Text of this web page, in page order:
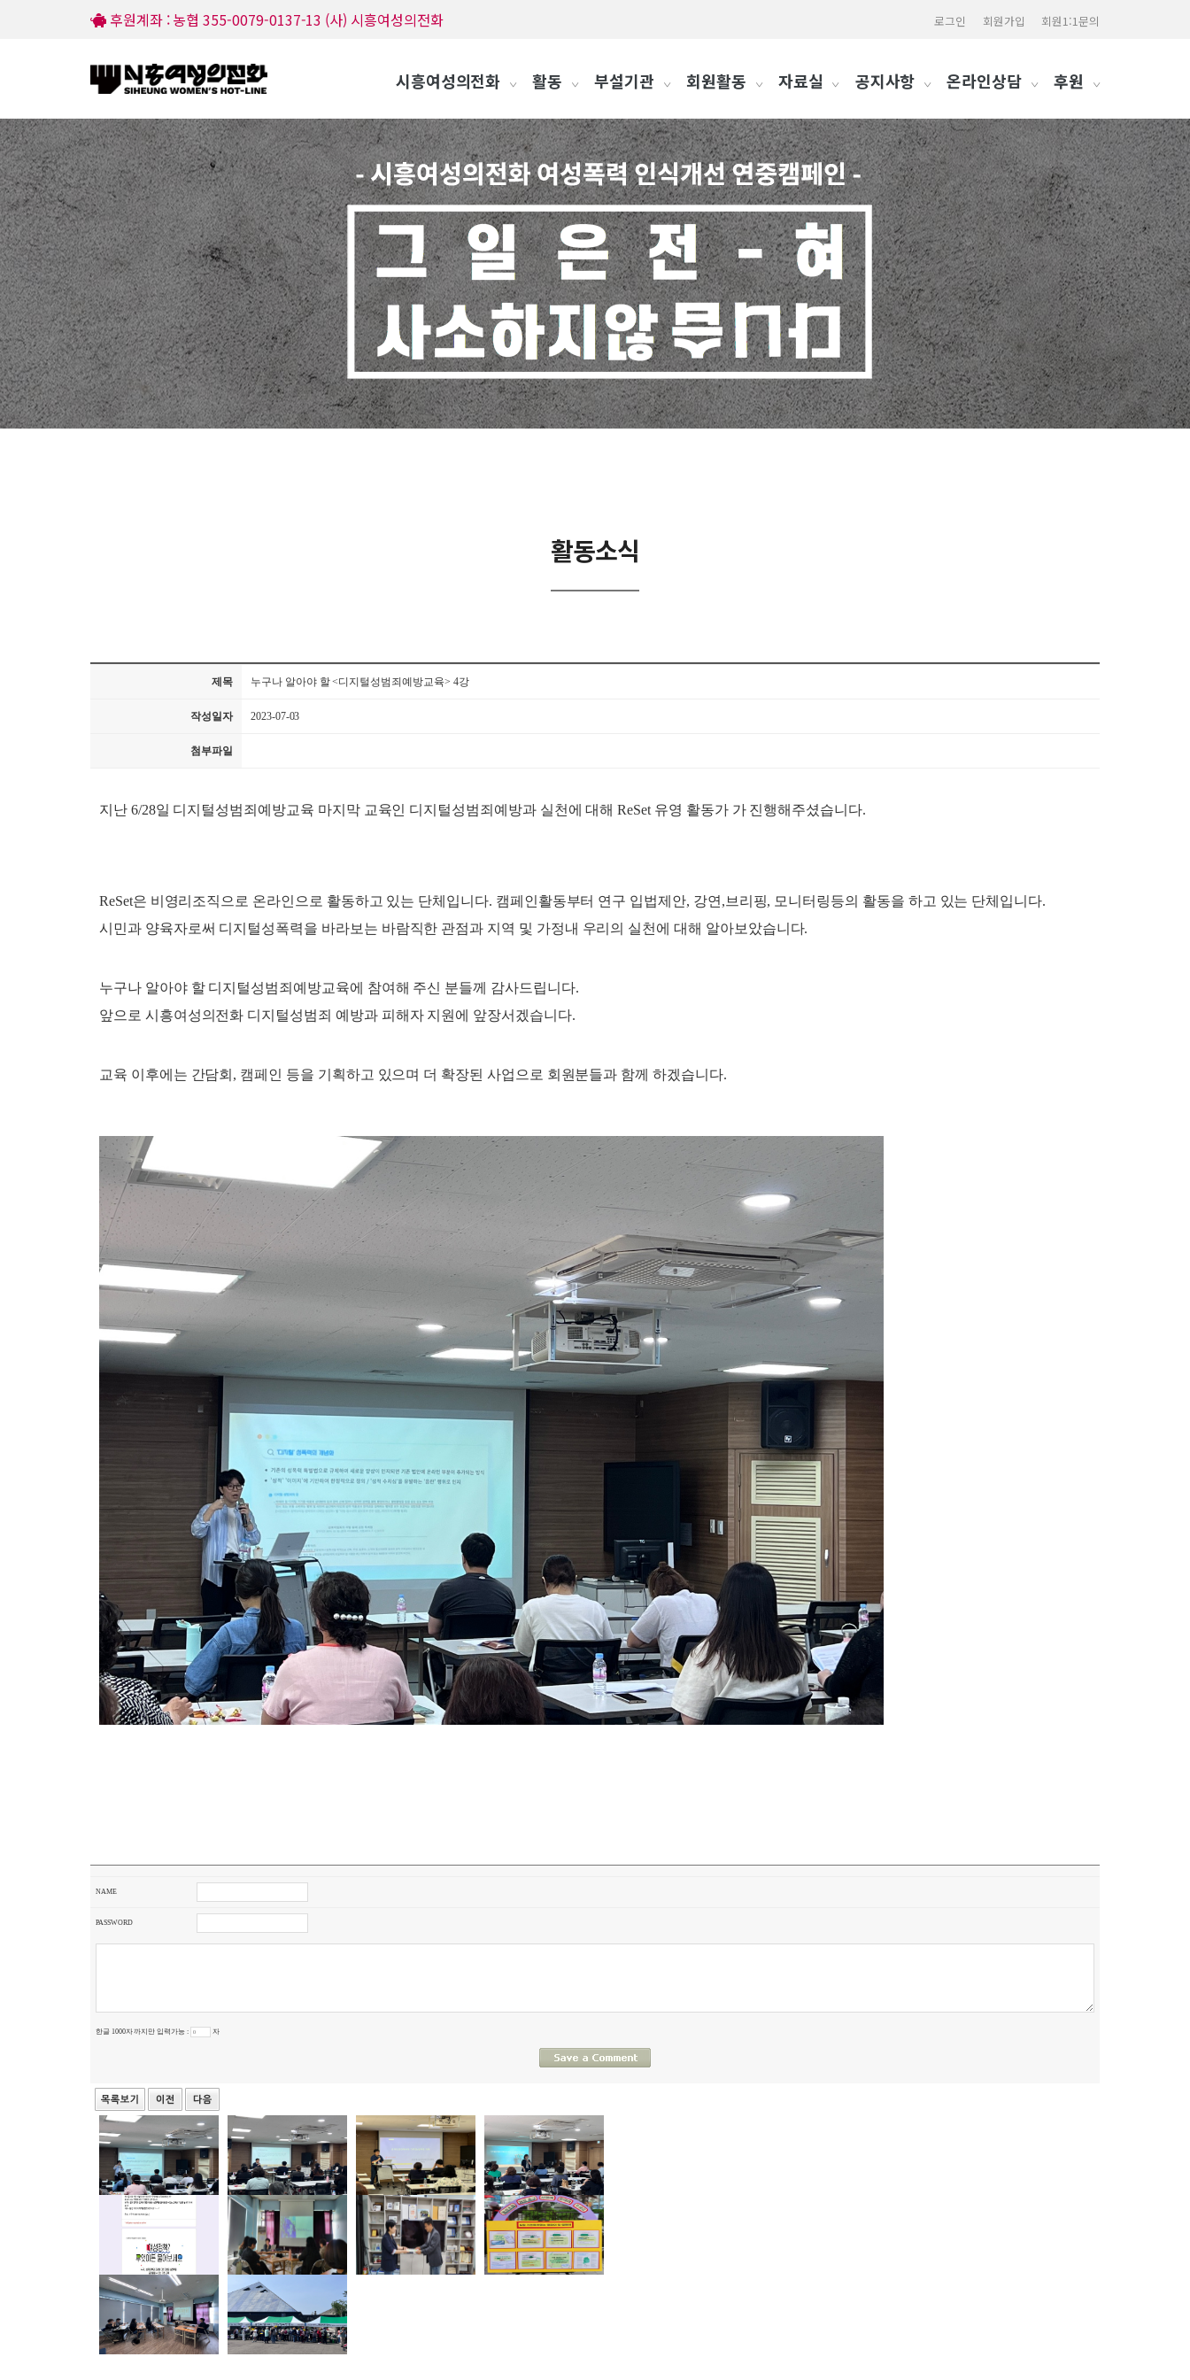
후원계좌 : 농협 355-0079-0137-13 (사) 시흥여성의전화 로그인 회원가입 회원1:1문의
시흥여성의전화 활동 부설기관 회원활동 자료실 공지사항 온라인상담 후원
활동소식
제목 누구나 알아야 할 <디지털성범죄예방교육> 4강
작성일자 2023-07-03
첨부파일
지난 6/28일 디지털성범죄예방교육 마지막 교육인 디지털성범죄예방과 실천에 대해 ReSet 유영 활동가 가 진행해주셨습니다.
ReSet은 비영리조직으로 온라인으로 활동하고 있는 단체입니다. 캠페인활동부터 연구 입법제안, 강연,브리핑, 모니터링등의 활동을 하고 있는 단체입니다.
시민과 양육자로써 디지털성폭력을 바라보는 바람직한 관점과 지역 및 가정내 우리의 실천에 대해 알아보았습니다.
누구나 알아야 할 디지털성범죄예방교육에 참여해 주신 분들께 감사드립니다.
앞으로 시흥여성의전화 디지털성범죄 예방과 피해자 지원에 앞장서겠습니다.
교육 이후에는 간담회, 캠페인 등을 기획하고 있으며 더 확장된 사업으로 회원분들과 함께 하겠습니다.
NAME
PASSWORD
한글 1000자 까지만 입력가능 : 자